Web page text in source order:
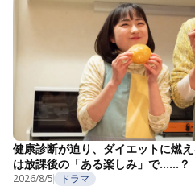
健康診断が迫り、ダイエットに燃
は放課後の「ある楽しみ」で……？
2026/8/5 ドラマ